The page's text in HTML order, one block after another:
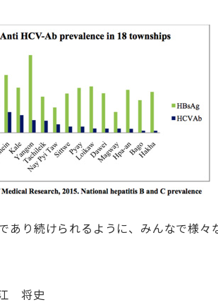
あり続けられるように、みんなで様々
将史